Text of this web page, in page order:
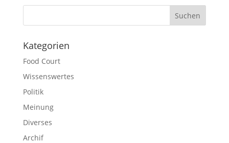
Suchen
Kategorien
Food Court
Wissenswertes
Politik
Meinung
Diverses
Archif